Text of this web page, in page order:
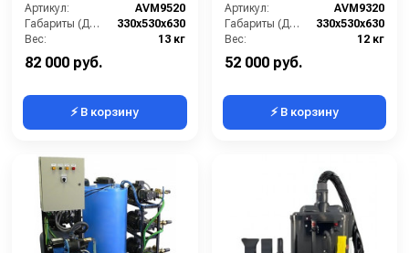
Артикул:
AVM9520
Габариты (ДхШхВ):
330x530x630
Вес:
13 кг
82 000 руб.
⚡ В корзину
Артикул:
AVM9320
Габариты (ДхШхВ):
330x530x630
Вес:
12 кг
52 000 руб.
⚡ В корзину